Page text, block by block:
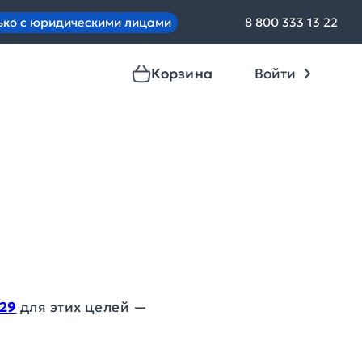
с юридическими лицами 8 800 333 13 22
Корзина Войти
для этих целей —